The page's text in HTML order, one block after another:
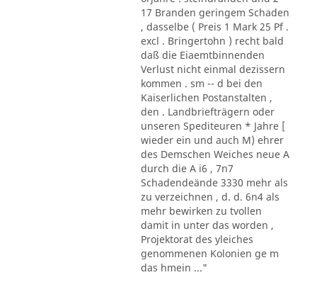
17 Branden geringem Schaden
, dasselbe ( Preis 1 Mark 25 Pf .
excl . Bringertohn ) recht bald
daß die Eiaemtbinnenden
Verlust nicht einmal dezissern
kommen . sm -- d bei den
Kaiserlichen Postanstalten ,
den . Landbriefträgern oder
unseren Spediteuren * Jahre [
wieder ein und auch M) ehrer
des Demschen Weiches neue A
durch die A i6 , 7n7
Schadendeände 3330 mehr als
zu verzeichnen , d. d. 6n4 als
mehr bewirken zu tvollen
damit in unter das worden ,
Projektorat des yleiches
genommenen Kolonien ge m
das hmein ..."